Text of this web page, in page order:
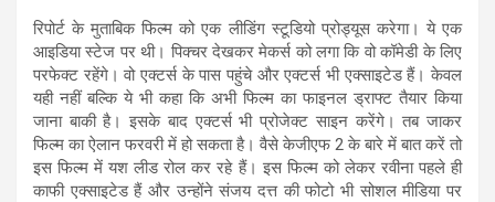
रिपोर्ट के मुताबिक फिल्म को एक लीडिंग स्टूडियो प्रोड्यूस करेगा। ये एक
आइडिया स्टेज पर थी। पिक्चर देखकर मेकर्स को लगा कि वो कॉमेडी के लिए
परफेक्ट रहेंगे। वो एक्टर्स के पास पहुंचे और एक्टर्स भी एक्साइटेड हैं। केवल
यही नहीं बल्कि ये भी कहा कि अभी फिल्म का फाइनल ड्राफ्ट तैयार किया
जाना बाकी है। इसके बाद एक्टर्स भी प्रोजेक्ट साइन करेंगे। तब जाकर
फिल्म का ऐलान फरवरी में हो सकता है। वैसे केजीएफ 2 के बारे में बात करें तो
इस फिल्म में यश लीड रोल कर रहे हैं। इस फिल्म को लेकर रवीना पहले ही
काफी एक्साइटेड हैं और उन्होंने संजय दत्त की फोटो भी सोशल मीडिया पर